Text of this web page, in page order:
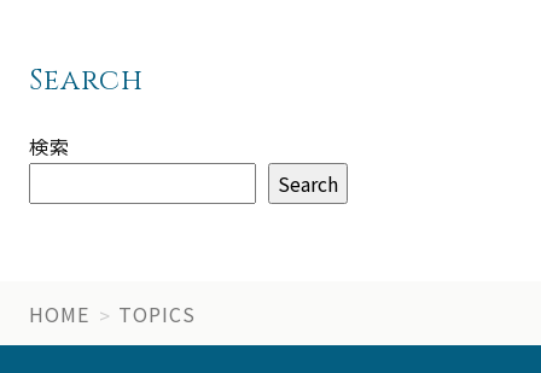
Search
検索
Search
HOME TOPICS